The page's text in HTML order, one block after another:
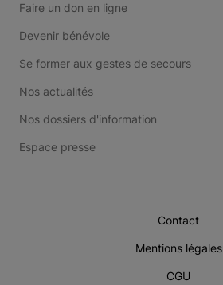
Faire un don en ligne
Devenir bénévole
Se former aux gestes de secours
Nos actualités
Nos dossiers d'information
Espace presse
Contact
Mentions légales
CGU